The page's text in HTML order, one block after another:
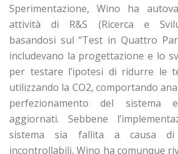
Sperimentazione, Wino ha
attività di R&S (Ricerca e
basandosi sul “Test in Quattro
includevano la progettazione e lo
per testare l’ipotesi di ridurre le
utilizzando la CO2, comportando
perfezionamento del sistema
aggiornati. Sebbene
sistema sia fallita a causa di
incontrollabili, Wino ha comunque